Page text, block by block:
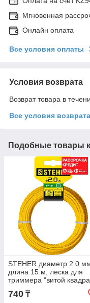
Мгновенная
Онлайн оплата
Все условия оплаты
Условия возврата
Возврат товара в
Все условия возврата
Подобные товары
STEHER диаметр 2.0
длина 15 м, леска для
триммера "витой
740 ₸